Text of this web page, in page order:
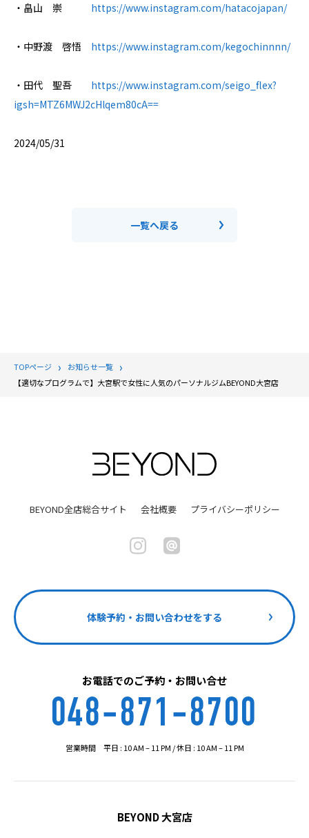
・畠山 崇 https://www.instagram.com/hatacojapan/
・中野渡 啓悟 https://www.instagram.com/kegochinnnn/
・田代 聖吾 https://www.instagram.com/seigo_flex?
igsh=MTZ6MWJ2cHlqem80cA==
2024/05/31
一覧へ戻る
TOPページ
お知らせ一覧
【適切なプログラムで】大宮駅で女性に人気のパーソナルジムBEYOND大宮店
BEYOND全店総合サイト 会社概要 プライバシーポリシー
体験予約・お問い合わせをする
お電話でのご予約・お問い合せ
048-871-8700
営業時間 平日 : 10 AM – 11 PM / 休日 : 10 AM – 11 PM
BEYOND 大宮店